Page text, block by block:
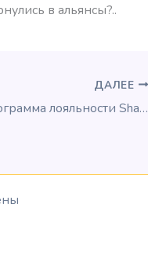
в альянсы?..
ДАЛЕЕ
Новая программа лояльности Shangri-La Circle